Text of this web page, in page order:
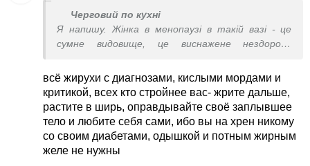
Черговий по кухні
Я напишу. Жінка в менопаузі в такій вазі - це
сумне видовище, це виснажене нездорово
тіло, а ті часи, коли ви були іншою.
На фото просто худе тіло, а не красива
струнка фігура, тому заспокойтеся і не
намагайтеся повернутись в 50 кг.
всё жирухи с диагнозами, кислыми мордами и
критикой, всех кто стройнее вас- жрите дальше,
растите в ширь, оправдывайте своё заплывшее
тело и любите себя сами, ибо вы на хрен никому
со своим диабетами, одышкой и потным жирным
желе не нужны